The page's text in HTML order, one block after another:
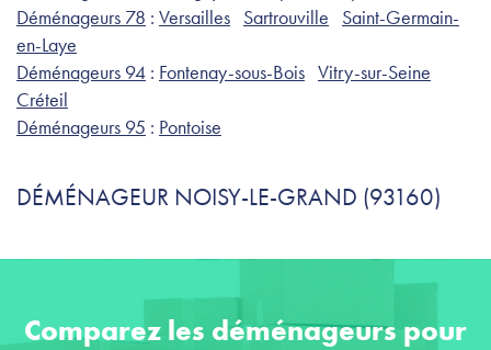
Déménageurs 78 : Versailles Sartrouville
Saint-Germain-
en-Laye
Déménageurs 94 : Fontenay-sous-Bois Vitry-sur-Seine
Créteil
Déménageurs 95 : Pontoise
DÉMÉNAGEUR NOISY-LE-GRAND (93160)
Comparez les déménageurs pour